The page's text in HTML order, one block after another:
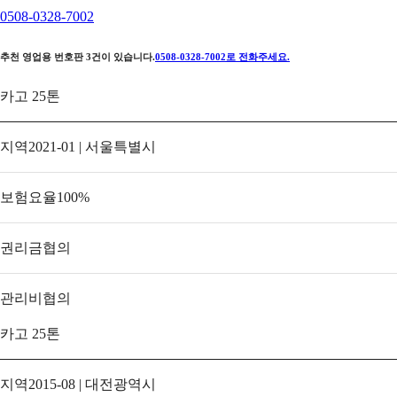
0508-0328-7002
추천 영업용 번호판 3건이 있습니다.0508-0328-7002 로 전화주세요.
카고 25톤
지역2021-01 | 서울특별시
보험요율100%
권리금협의
관리비 협의
카고 25톤
지역2015-08 | 대전광역시